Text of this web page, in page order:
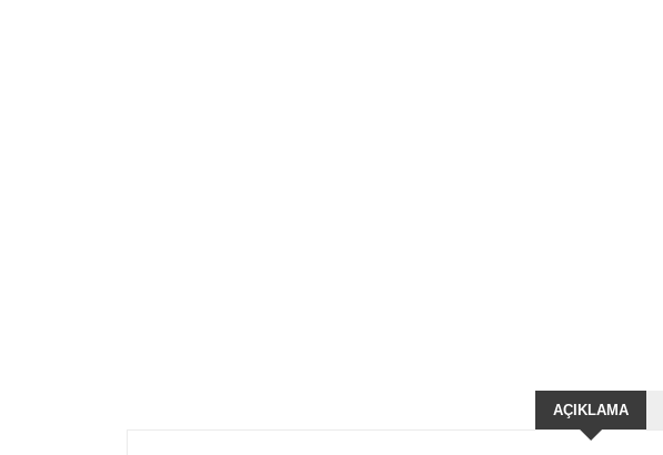
AÇIKLAMA